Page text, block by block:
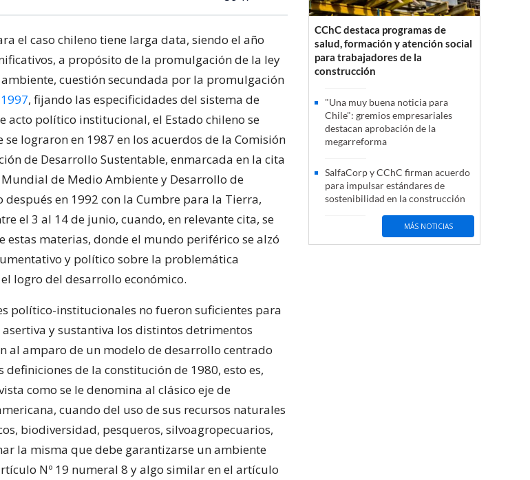
el caso chileno tiene larga data, siendo el año
a propósito de la promulgación de la ley
ambiente, cuestión secundada por la promulgación
, fijando las especificidades del sistema de
acto político institucional, el Estado chileno se
lograron en 1987 en los acuerdos de la Comisión
de Desarrollo Sustentable, enmarcada en la cita
de Medio Ambiente y Desarrollo de
después en 1992 con la Cumbre para la Tierra,
el 3 al 14 de junio, cuando, en relevante cita, se
materias, donde el mundo periférico se alzó
y político sobre la problemática
logro del desarrollo económico.
político-institucionales no fueron suficientes para
y sustantiva los distintos detrimentos
al amparo de un modelo de desarrollo centrado
definiciones de la constitución de 1980, esto es,
como se le denomina al clásico eje de
cuando del uso de sus recursos naturales
biodiversidad, pesqueros, silvoagropecuarios,
la misma que debe garantizarse un ambiente
Nº 19 numeral 8 y algo similar en el artículo
CChC destaca programas de
salud, formación y atención social
para trabajadores de la
construcción
"Una muy buena noticia para
Chile": gremios empresariales
destacan aprobación de la
megarreforma
SalfaCorp y CChC firman acuerdo
para impulsar estándares de
sostenibilidad en la construcción
MÁS NOTICIAS